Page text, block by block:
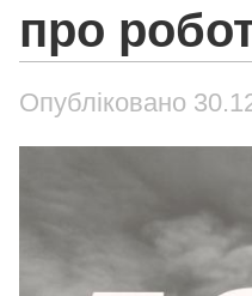
про
Опубліковано